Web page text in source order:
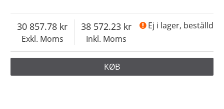
Exkl. Moms
30 857.78
Inkl. Moms
38 572.23 Ej i lager, beställd
KØB